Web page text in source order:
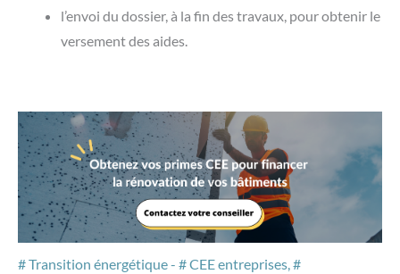
l’envoi du dossier, à la fin des travaux, pour obtenir le
versement des aides.
Transition énergétique- CEE entreprises,